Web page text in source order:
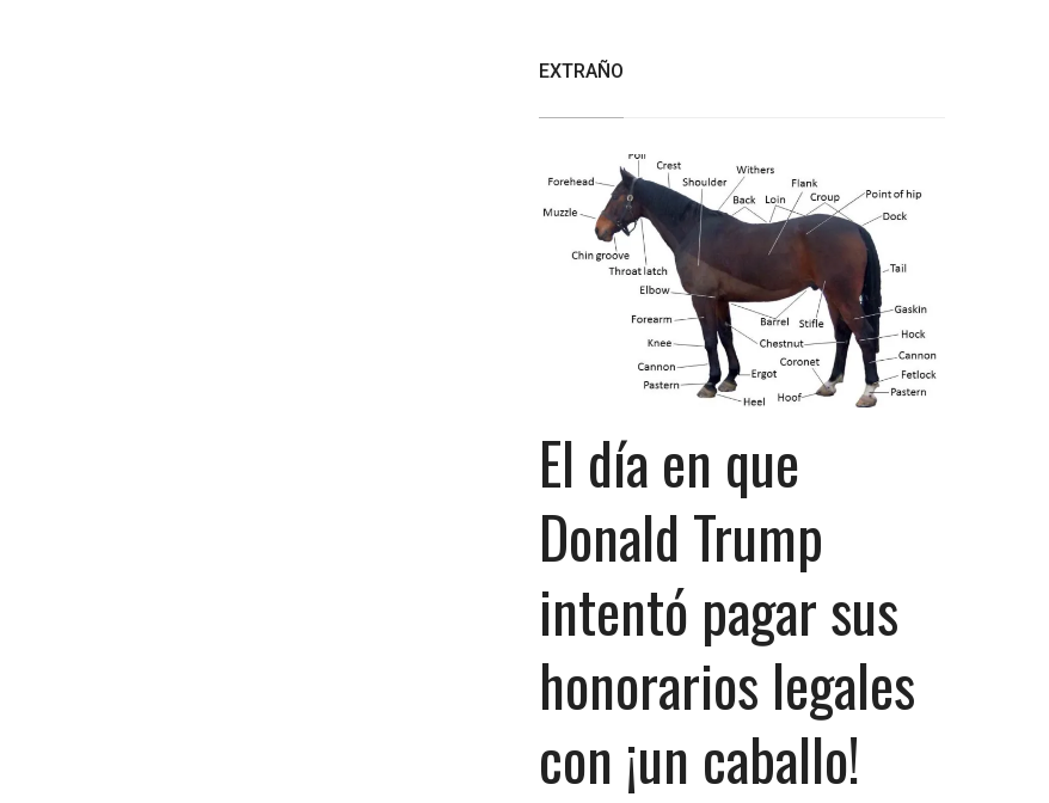
EXTRAÑO
El día en que
Donald Trump
intentó pagar sus
honorarios legales
con ¡un caballo!